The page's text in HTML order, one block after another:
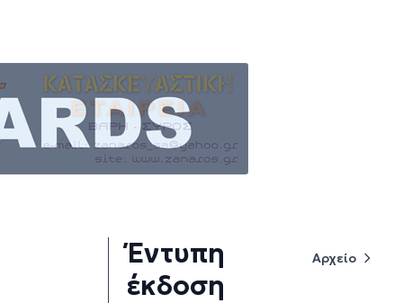
Έντυπη
έκδοση
Αρχείο